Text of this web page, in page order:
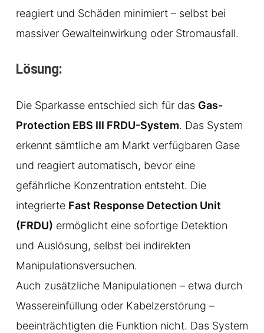
reagiert und Schäden minimiert – selbst bei
massiver Gewalteinwirkung oder Stromausfall.
Lösung:
Die Sparkasse entschied sich für das Gas-
Protection EBS III FRDU-System. Das System
erkennt sämtliche am Markt verfügbaren Gase
und reagiert automatisch, bevor eine
gefährliche Konzentration entsteht. Die
integrierte Fast Response Detection Unit
(FRDU) ermöglicht eine sofortige Detektion
und Auslösung, selbst bei indirekten
Manipulationsversuchen.
Auch zusätzliche Manipulationen – etwa durch
Wassereinfüllung oder Kabelzerstörung –
beeinträchtigten die Funktion nicht. Das System